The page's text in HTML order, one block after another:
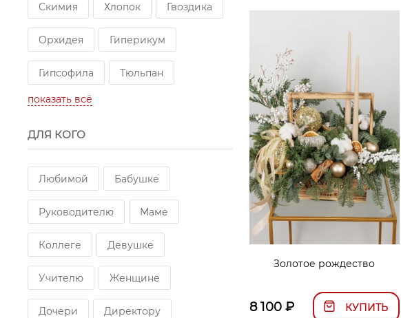
Скимия Хлопок Гвоздика
Орхидея Гиперикум
Гипсофила Тюльпан
Орнитогалум
Ваза
Амариллис Сладости
Илекс Нобилис
Пистация
показать всё
ДЛЯ КОГО
Любимой Бабушке
Руководителю Маме
Коллеге Девушке
Учителю Женщине
Дочери Директору
Золотое рождество
8 100 ₽ КУПИТЬ